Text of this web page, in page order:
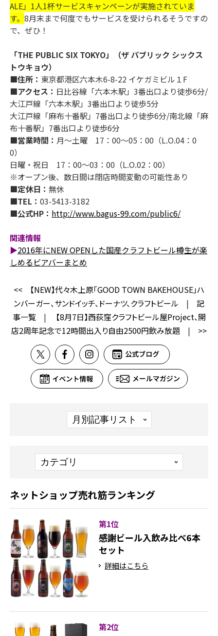
ALE」1人1杯サービスキャンペーンが実施されていま
す。 8月末まで何度でもサービスを受けられるそうですの
で、ぜひ！
「THE PUBLIC SIX TOKYO」（ザ パブリック シックス
トウキョウ）
■住所： 東京都港区六本木6-8-22 イケガミビル１F
■アクセス： 日比谷線「六本木駅」3番出口より徒歩6分/
大江戸線「六本木駅」3番出口より徒歩5分
大江戸線「麻布十番駅」7番出口より徒歩6分/南北線「麻
布十番駅」7番出口より徒歩6分
■営業時間： 月～土曜 17：00～05：00（L.O.04：0
0）
日曜・祝日 17：00～03：00（L.O.02：00）
※オープン後、数日間は閉店時間変動の可能性あり
■定休日： 無休
■TEL： 03-5413-3182
■公式HP： http://www.bagus-99.com/public6/
関連情報
▶2016年にNEW OPENした国産クラフトビール樽生が楽
しめるビアバーまとめ
<<
【NEW】代々木上原「GOOD TOWN BAKEHOUSE」ハ
ンバーガー、サンドイッチ、ドーナツ、クラフトビール | 記
事一覧|
【8月7日】西荻窪クラフトビール屋Project、開
店2周年記念で12時間出入り自由2500円飲み放題 | >>
ネットショップ売れ筋ランキング
第1位
感謝ビール入飲み比べ6本
セット
詳細はこちら
第2位